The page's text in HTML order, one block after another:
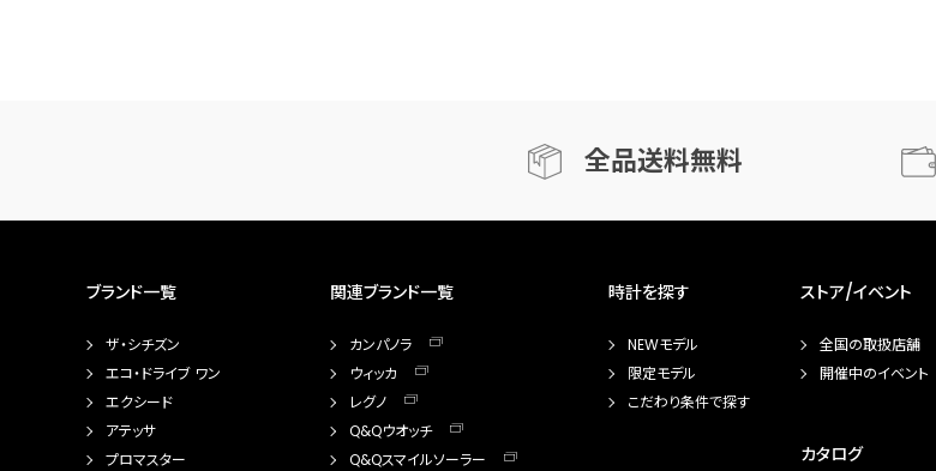
全品送料無料
ブランド一覧
ザ・シチズン
エコ・ドライブ ワン
エクシード
アテッサ
プロマスター
関連ブランド一覧
カンパノラ
ウィッカ
レグノ
Q&Qウオッチ
Q&Qスマイルソーラー
時計を探す
NEWモデル
限定モデル
こだわり条件で探す
ストア/イベント
全国の取扱店舗
開催中のイベント
カタログ